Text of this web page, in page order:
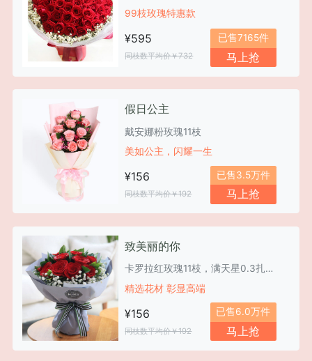
99枝玫瑰特惠款
¥595
同枝数平均价￥732
已售7165件
马上抢
假日公主
戴安娜粉玫瑰11枝
美如公主，闪耀一生
¥156
同枝数平均价￥192
已售3.5万件
马上抢
致美丽的你
卡罗拉红玫瑰11枝，满天星0.3扎，栀子叶0.5扎
精选花材 彰显高端
¥156
同枝数平均价￥192
已售6.0万件
马上抢